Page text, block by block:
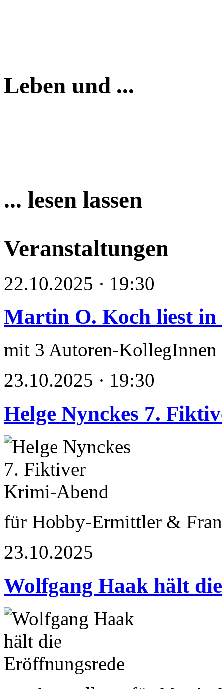
Leben und ...
... lesen lassen
Veranstaltungen
22.10.2025 · 19:30
Martin O. Koch liest in
mit 3 Autoren-KollegInnen
23.10.2025 · 19:30
Helge Nynckes 7.
für Hobby-Ermittler &
23.10.2025
Wolfgang Haak hält